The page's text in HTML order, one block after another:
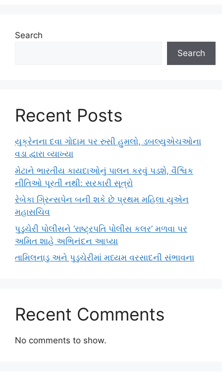
Search
Search
Recent Posts
યુક્રેનના દવા ગોદામ પર રુસી હુમલો, ડબલ્યુએચઓના
વડા દ્વારા વ્યાખ્યા
મેટાને ભારતીય કાયદાઓનું પાલન કરવું પડશે, વૈશ્વિક
નીતિઓ પૂરતી નથી: સરકારી સૂત્રો
રેબેકા ગ્રિન્સપેન બની શકે છે પ્રથમ મહિલા યુએન
મહાસચિવ
પુડુચેરી પોલીસને ‘રાષ્ટ્રપતિ પોલીસ કલર’ મળવા પર
અમિત શાહે અભિનંદન આપ્યા
તામિલનાડુ અને પુડુચેરીમાં મધ્યમ વરસાદની સંભાવના
Recent Comments
No comments to show.